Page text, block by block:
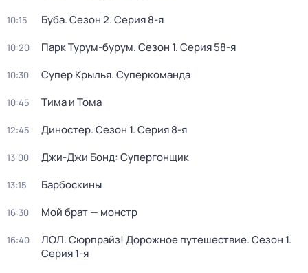
10:15 Буба. Сезон 2. Серия 8-я
10:20 Парк Турум-бурум. Сезон 1. Серия 58-я
10:30 Супер Крылья. Суперкоманда
10:45 Тима и Тома
12:45 Диностер. Сезон 1. Серия 8-я
13:00 Джи-Джи Бонд: Супергонщик
13:15 Барбоскины
16:30 Мой брат — монстр
16:40 ЛОЛ. Сюрпрайз! Дорожное путешествие. Сезон 1.
Серия 1-я